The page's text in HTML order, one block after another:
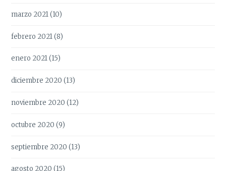
marzo 2021(10)
febrero 2021(8)
enero 2021(15)
diciembre 2020 (13)
noviembre 2020 (12)
octubre 2020 (9)
septiembre 2020 (13)
agosto 2020 (15)